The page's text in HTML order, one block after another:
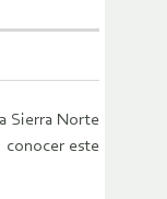
Sierra Norte
conocer este